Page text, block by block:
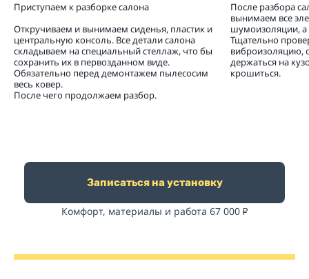
Приступаем к разборке салона
Откручиваем и вынимаем сиденья, пластик и
центральную консоль. Все детали салона
складываем на специальный стеллаж, что бы
сохранить их в первозданном виде.
Обязательно перед демонтажем пылесосим
весь ковер.
После чего продолжаем разбор.
После разбора
вынимаем все
шумоизоляции, а
Тщательно
виброизоляцию,
держаться на
крошиться.
Записаться на установку
Комфорт, материалы и работа 67 000 ₽